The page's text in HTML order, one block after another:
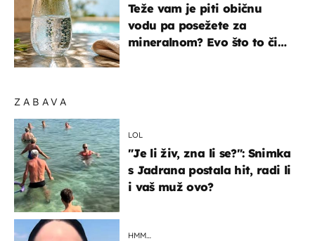
ZABAVA
LOL
"Je li živ, zna li se?": Snimka
s Jadrana postala hit, radi li
i vaš muž ovo?
HMM…
Teže vam je piti običnu
vodu pa posežete za
mineralnom? Evo što to čini